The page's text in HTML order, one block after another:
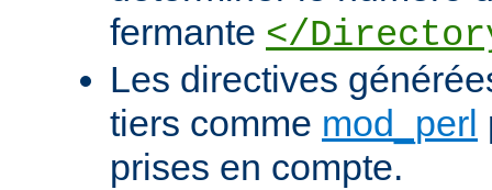
fermante </
Les directives
tiers comme mod_perl
prises en compte.